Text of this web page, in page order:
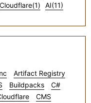
Cloudflare(1) AI(11)
Artifact Registry
Buildpacks
C#
CMS